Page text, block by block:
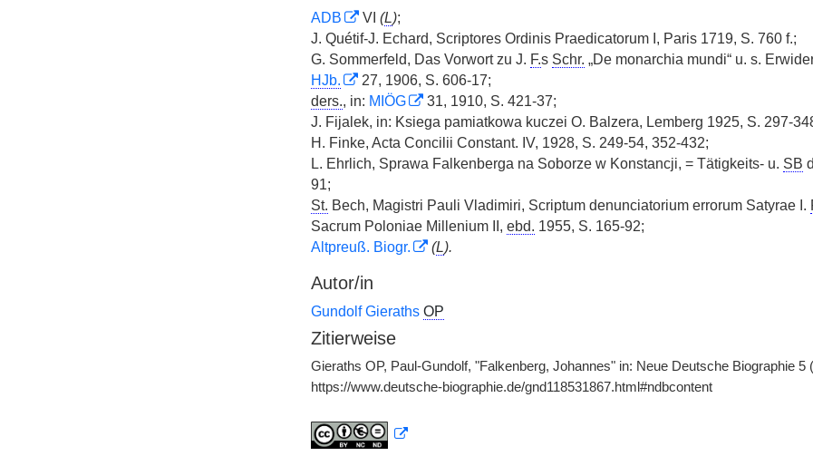
ADB VI (L);
J. Quétif-J. Echard, Scriptores Ordinis Praedicatorum I, Paris 1719, S. 760 f.;
G. Sommerfeld, Das Vorwort zu J. F.s Schr. „De monarchia mundi“ u. s.
HJb.
27, 1906, S. 606-17;
ders., in: MIÖG
31, 1910, S. 421-37;
J. Fijalek, in: Ksiega pamiatkowa kuczei O. Balzera, Lemberg 1925, S. 297-
H. Finke, Acta Concilii Constant. IV, 1928, S. 249-54, 352-432;
L. Ehrlich, Sprawa Falkenberga na Soborze w Konstancji, = Tätigkeits- u. SB
91;
St. Bech, Magistri Pauli Vladimiri, Scriptum denunciatorium errorum Satyrae I.
Sacrum Poloniae Millenium II, ebd. 1955, S. 165-92;
Altpreuß. Biogr.
(L).
Autor/in
Gundolf Gieraths OP
Zitierweise
Gieraths OP, Paul-Gundolf, "Falkenberg, Johannes" in: Neue Deutsche Biographie 5
https://www.deutsche-biographie.de/gnd118531867.html#ndbcontent